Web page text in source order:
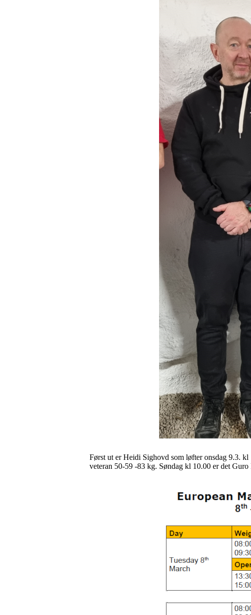
Først ut er Heidi Sighovd som løfter onsdag 9.3.
veteran 50-59 -83 kg. Søndag kl 10.00 er det